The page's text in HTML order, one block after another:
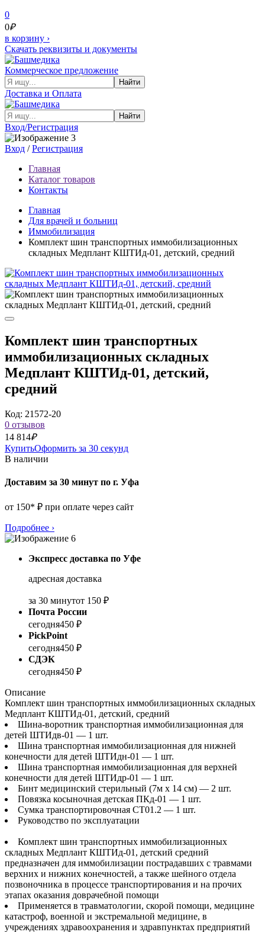
0
0₽
в корзину ›
Скачать реквизиты и документы
Коммерческое предложение
Найти
Доставка и Оплата
Найти
Вход/Регистрация
Вход /Регистрация
Главная
Каталог товаров
Контакты
Главная
Для врачей и больниц
Иммобилизация
Комплект шин транспортных иммобилизационных
складных Медплант КШТИд-01, детский, средний
Комплект шин транспортных
иммобилизационных складных
Медплант КШТИд-01, детский,
средний
Код: 21572-20
0 отзывов
14 814₽
КупитьОформить за 30 секунд
В наличии
Доставим за 30 минут по г. Уфа
от 150* ₽ при оплате через сайт
Подробнее ›
Экспресс доставка по Уфе
адресная доставка
за 30 минутот 150 ₽
Почта России
сегодня450 ₽
PickPoint
сегодня450 ₽
СДЭК
сегодня450 ₽
Описание
Комплект шин транспортных иммобилизационных складных
Медплант КШТИд-01, детский, средний
Шина-воротник транспортная иммобилизационная для
детей ШТИдв-01 — 1 шт.
Шина транспортная иммобилизационная для нижней
конечности для детей ШТИдн-01 — 1 шт.
Шина транспортная иммобилизационная для верхней
конечности для детей ШТИдр-01 — 1 шт.
Бинт медицинский стерильный (7м х 14 см) — 2 шт.
Повязка косыночная детская ПКд-01 — 1 шт.
Сумка транспортировочная СТ01.2 — 1 шт.
Руководство по эксплуатации
Комплект шин транспортных иммобилизационных
складных Медплант КШТИд-01, детский средний
предназначен для иммобилизации пострадавших с травмами
верхних и нижних конечностей, а также шейного отдела
позвоночника в процессе транспортирования и на прочих
этапах оказания доврачебной помощи
Применяется в травматологии, скорой помощи, медицине
катастроф, военной и экстремальной медицине, в
учреждениях здравоохранения и здравпунктах предприятий